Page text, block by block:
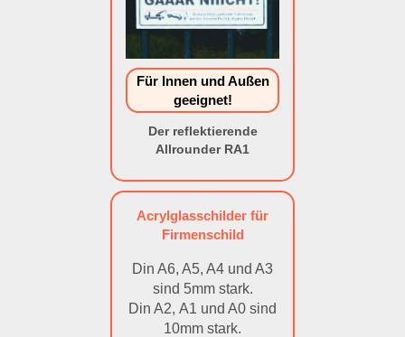
Für Innen und Außen
geeignet!
Der reflektierende
Allrounder RA1
Acrylglasschilder für
Firmenschild
Din A6, A5, A4 und A3
sind 5mm stark.
Din A2, A1 und A0 sind
10mm stark.